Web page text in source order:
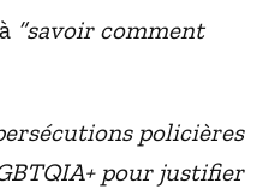
“savoir comment
policières
pour justifier